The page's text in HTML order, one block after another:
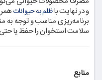
و در نهایت باظلم به حیوانات
برنامه‌ریزی مناسب و توجه به
سلامت استخوان را حفظ یا
منابع